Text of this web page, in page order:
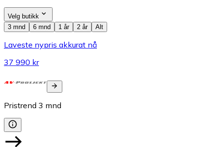
Velg butikk
3 mnd
6 mnd 1 år 2 år Alt
Laveste nypris akkurat nå
37 990 kr
Pristrend 3 mnd